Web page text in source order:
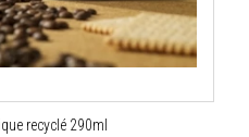
recyclé 290ml